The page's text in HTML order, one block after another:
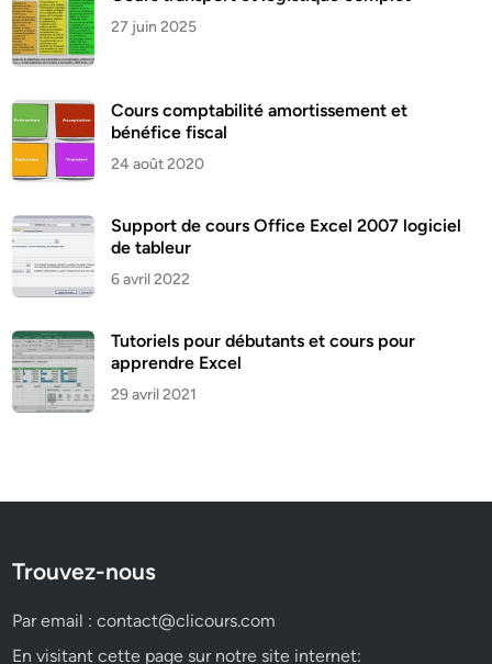
27 juin 2025
Cours comptabilité amortissement et
bénéfice fiscal
24 août 2020
Support de cours Office Excel 2007 logiciel
de tableur
6 avril 2022
Tutoriels pour débutants et cours pour
apprendre Excel
29 avril 2021
Trouvez-nous
Par email :contact@clicours.com
En visitant cette page sur notre site internet: